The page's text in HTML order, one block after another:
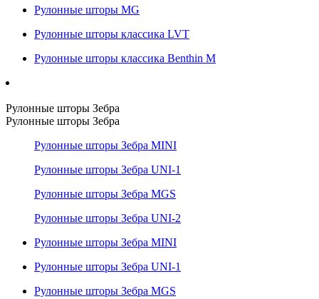
Рулонные шторы MG
Рулонные шторы классика LVT
Рулонные шторы классика Benthin M
Рулонные шторы Зебра
Рулонные шторы Зебра
Рулонные шторы Зебра MINI
Рулонные шторы Зебра UNI-1
Рулонные шторы Зебра MGS
Рулонные шторы Зебра UNI-2
Рулонные шторы Зебра MINI
Рулонные шторы Зебра UNI-1
Рулонные шторы Зебра MGS